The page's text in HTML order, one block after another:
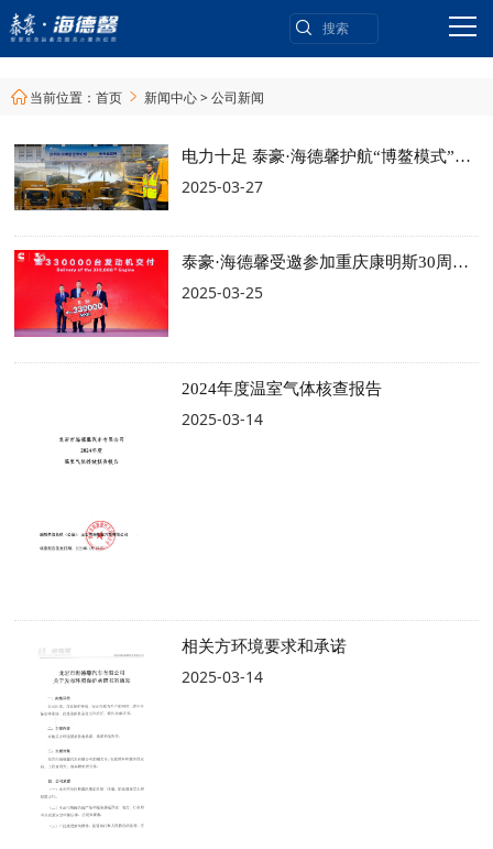
当前位置： 首页  新闻中心>公司新闻
电力十足 泰豪·海德馨护航“博鳌模式”再上线
2025-03-27
泰豪·海德馨受邀参加重庆康明斯30周年庆典
2025-03-25
2024年度温室气体核查报告
2025-03-14
相关方环境要求和承诺
2025-03-14